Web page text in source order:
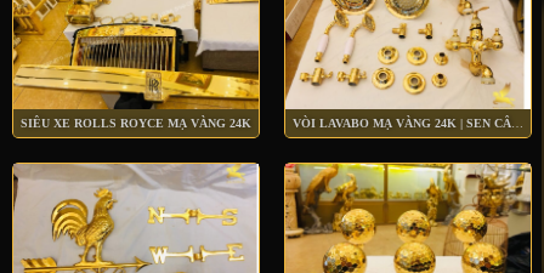
SIÊU XE ROLLS ROYCE MẠ VÀNG 24K VÒI LAVABO MẠ VÀNG 24K | SEN CÂY MẠ VÀNG 24K